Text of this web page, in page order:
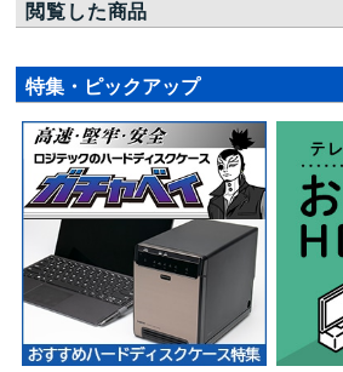
閲覧した商品
特集・ピックアップ